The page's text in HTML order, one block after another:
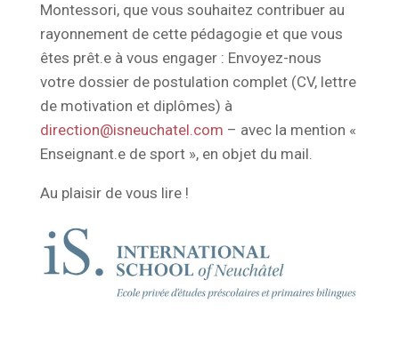
Montessori, que vous souhaitez contribuer au
rayonnement de cette pédagogie et que vous
êtes prêt.e à vous engager : Envoyez-nous
votre dossier de postulation complet (CV, lettre
de motivation et diplômes) à
direction@isneuchatel.com – avec la mention «
Enseignant.e de sport », en objet du mail.
Au plaisir de vous lire !